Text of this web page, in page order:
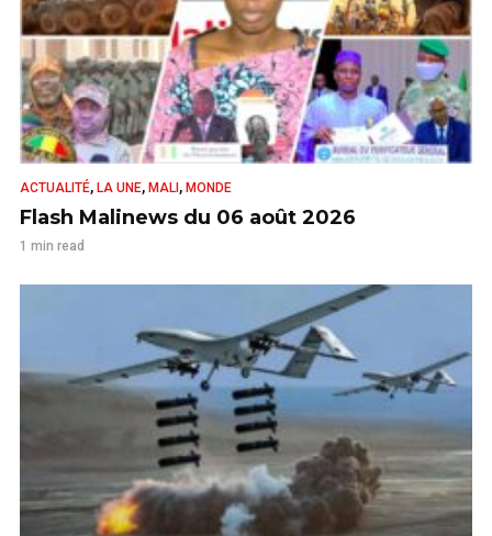
ACTUALITÉ, LA UNE, MALI , MONDE
Flash Malinews du 06 août 2026
1 min read